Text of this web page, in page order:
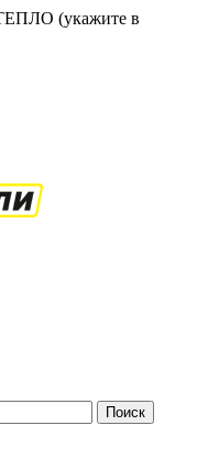
(укажите в